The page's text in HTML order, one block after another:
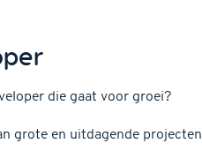
die gaat voor groei?
grote en uitdagende projecten